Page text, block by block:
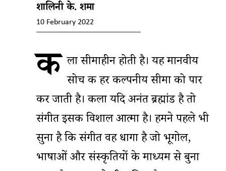
शालिनी के. शर्मा
10 February 2022
क ला सीमाहीन होती है। यह मानवीय
सोच की हर कल्पनीय सीमा को पार
कर जाती है। कला यदि अनंत ब्रह्मांड है तो
संगीत इसकी विशाल आत्मा है। हमने पहले भी
सुना है कि संगीत वह धागा है जो भूगोल,
भाषाओं और संस्कृतियों के माध्यम से बुना